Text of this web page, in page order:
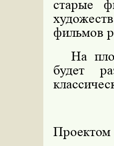
старые
фильмов
На
будет
Проектом